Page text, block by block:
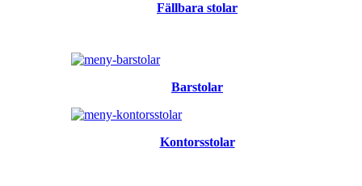
Fällbara stolar
Barstolar
Kontorsstolar